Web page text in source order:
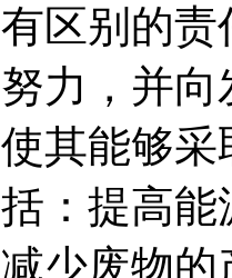
有区别的责
努力，并
使其能够采
括：提高能
减少废物